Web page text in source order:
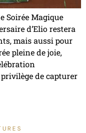
Soirée Magique
d’Elio restera
mais aussi pour
pleine de joie,
de capturer